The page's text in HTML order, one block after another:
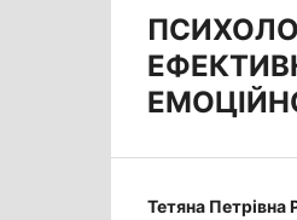
Тетяна Петрівна